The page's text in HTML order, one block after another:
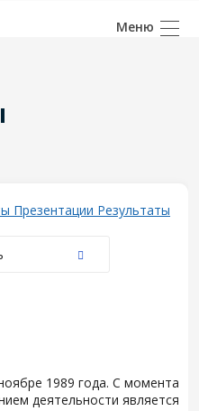
Презентации Результаты
1989 года. С момента
деятельности является